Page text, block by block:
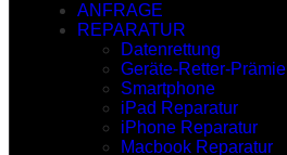
ANFRAGE
REPARATUR
Datenrettung
Geräte-Retter-Prämie
Smartphone
iPad Reparatur
iPhone Reparatur
Macbook Reparatur